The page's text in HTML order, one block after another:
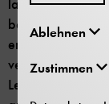
lassen sich
beeinflussen.
erkennen, indem
vergleichen:
Leitung
Ablehnen
Zustimmen